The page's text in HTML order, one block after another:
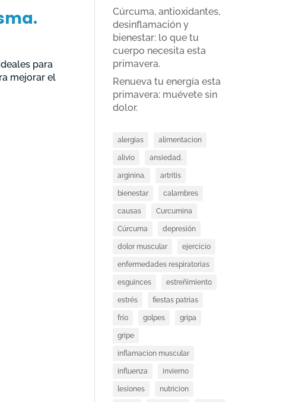
para
mejorar el
Cúrcuma, antioxidantes,
desinflamación y
bienestar: lo que tu
cuerpo necesita esta
primavera.
Renueva tu energía esta
primavera: muévete sin
dolor.
alergias alimentacion
alivio ansiedad.
arginina. artritis
bienestar calambres
causas Curcumina
Cúrcuma depresión
dolor muscular ejercicio
enfermedades respiratorias
esguinces estreñimiento
estrés fiestas patrias
frío golpes gripa
gripe
inflamacion muscular
influenza invierno
lesiones nutricion